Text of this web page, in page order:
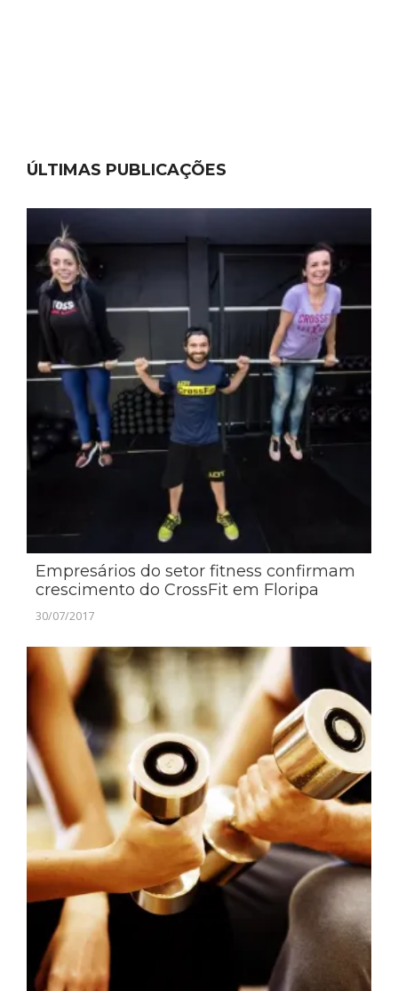
ÚLTIMAS PUBLICAÇÕES
Empresários do setor fitness confirmam
crescimento do CrossFit em Floripa
30/07/2017